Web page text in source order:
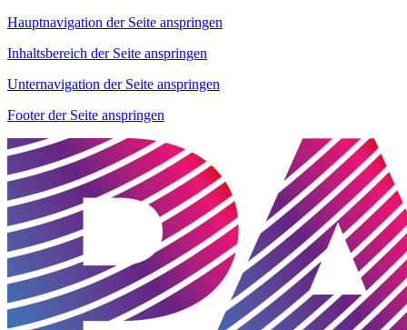
Hauptnavigation der Seite anspringen
Inhaltsbereich der Seite anspringen
Unternavigation der Seite anspringen
Footer der Seite anspringen